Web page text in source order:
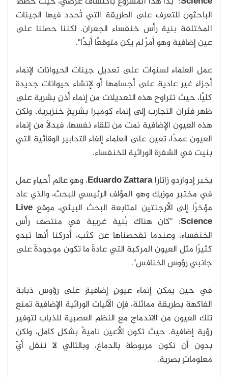
الباحثون للتعرف على الطريقة التي تُحدد فيها الجينات
المختلفة بنية رأس خنفساء الجعران. لكننا حصلنا على
عين إضافية وهو أمرٌ لم يكن متوقعًا أبدًا".
عمل العلماء لسنوات على تعديل جينات الحيوانات لإنماء
أجزاء غير عادية على أجسامها أو لإنشاء حيوانات جديدة
كليًا، حيث تتراوح هذه التعديلات من إنماء أذنٍ بشرية على
ظهر فئران التجارب إلى إنماء كوميرا بشريةٍ خنزيرية، ولكن
هذه العيون الإضافية نمت من تلقاء نفسها، فبدلًا من إنماء
العيون عمدًا، تعين على العلماء إلغاء التدابير الوقائية التي
بنيت في الشفرة الوراثية للخنفساء.
يخبر إدواردو زاتاراEduardo Zattara، وهو عالم أحياءٍ عمل
في مختبر موزيك وهو المؤلف الرئيسي للبحث، والذي عاد
مؤخرًا إلى الأرجنتين لمتابعة البحث البيئي، موقع Live
Science: "كان هناك بُنية غريبة في منتصف رأس
الخنفساء، وعندما تفحصناها عن كثب، أدركنا أنها تبدو
كثيرًا مثل العيون المركبة التي عادةً ما تكون موجودةً على
جانبي رؤوس الخنافس".
في حين يمكن إنماء عيونٍ إضافيةٍ على رؤوس ذبابة
الفاكهة بطريقة مماثلة، فإن الآليات الوراثية الإضافية تمنع
تلك العيون من الاندماج مع النظم العصبية للذباب لتوفير
رؤية إضافية. حيث تكون الأعين ناميةً بشكلٍ كامل، ولكن
بدون أن تكون مربوطة بالدماغ، وبالتالي لا تنقل أيّ
معلوماتٍ بصرية.